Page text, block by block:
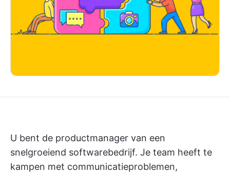
U bent de productmanager van een
snelgroeiend softwarebedrijf. Je team heeft te
kampen met communicatieproblemen,